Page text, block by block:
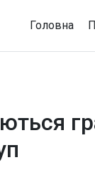
Головна